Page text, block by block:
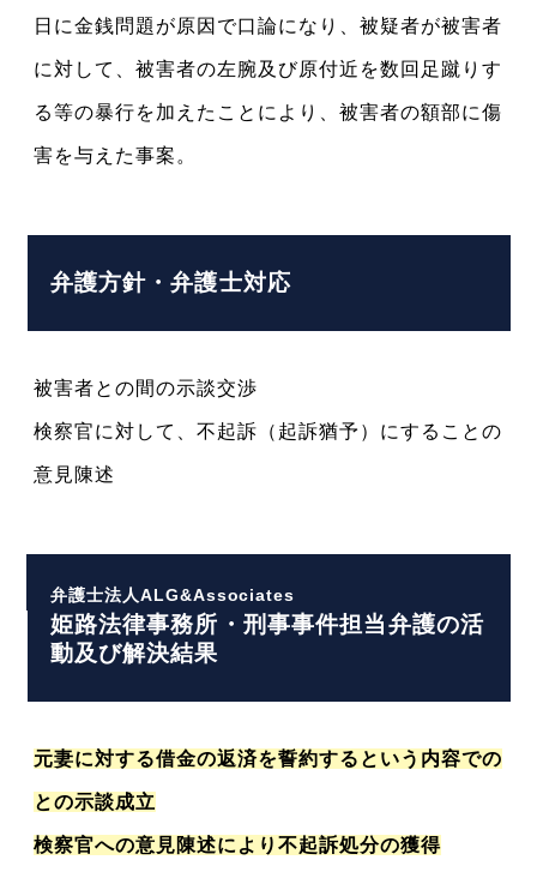
日に金銭問題が原因で口論になり、被疑者が被害者
に対して、被害者の左腕及び原付近を数回足蹴りす
る等の暴行を加えたことにより、被害者の額部に傷
害を与えた事案。
弁護方針・弁護士対応
被害者との間の示談交渉
検察官に対して、不起訴（起訴猶予）にすることの
意見陳述
弁護士法人ALG&Associates
姫路法律事務所・刑事事件担当弁護の活
動及び解決結果
元妻に対する借金の返済を誓約するという内容での
との示談成立
検察官への意見陳述により不起訴処分の獲得